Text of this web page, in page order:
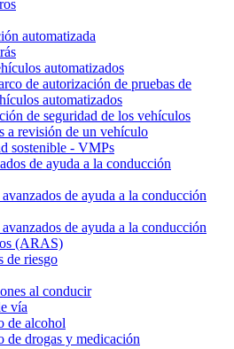
automatizada
automatizados
de autorización de pruebas de
automatizados
de seguridad de los vehículos
a revisión de un vehículo
sostenible - VMPs
de ayuda a la conducción
avanzados de ayuda a la conducción
avanzados de ayuda a la conducción
(ARAS)
de riesgo
al conducir
vía
de alcohol
de drogas y medicación